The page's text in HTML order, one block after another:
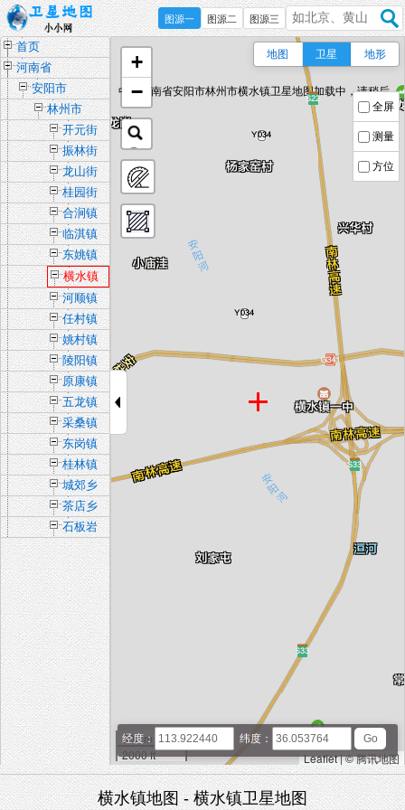
图源一 图源二 图源三
首页
河南省
安阳市
林州市
开元街
道办事
处
振林街
道办事
处
龙山街
道办事
处
桂园街
道办事
处
合涧镇
临淇镇
东姚镇
横水镇
河顺镇
任村镇
姚村镇
陵阳镇
原康镇
五龙镇
采桑镇
东岗镇
桂林镇
城郊乡
茶店乡
石板岩
乡
中国河南省安阳市林州市横水镇卫星地图加载中，请稍后...
+
−
500 m
2000 ft
Leaflet|© 腾讯地图
全屏
测量
方位
经度： 纬度：
地图 卫星 地形
横水镇地图 - 横水镇卫星地图